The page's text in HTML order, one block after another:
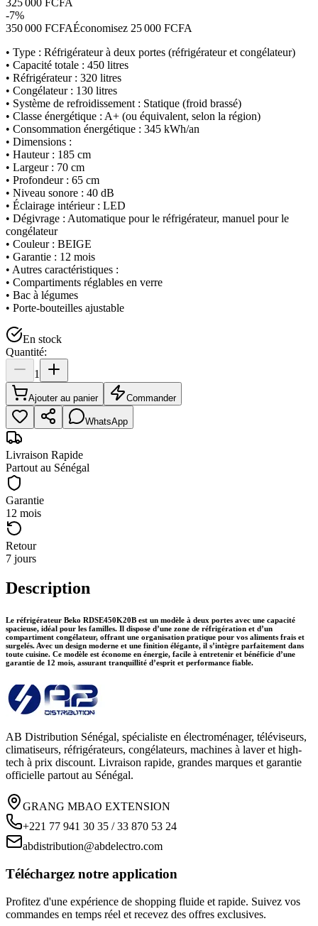
-7%
350 000 FCFAÉconomisez 25 000 FCFA
• Type : Réfrigérateur à deux portes (réfrigérateur et congélateur)
• Capacité totale : 450 litres
• Réfrigérateur : 320 litres
• Congélateur : 130 litres
• Système de refroidissement : Statique (froid brassé)
• Classe énergétique : A+ (ou équivalent, selon la région)
• Consommation énergétique : 345 kWh/an
• Dimensions :
• Hauteur : 185 cm
• Largeur : 70 cm
• Profondeur : 65 cm
• Niveau sonore : 40 dB
• Éclairage intérieur : LED
• Dégivrage : Automatique pour le réfrigérateur, manuel pour le
congélateur
• Couleur : BEIGE
• Garantie : 12 mois
• Autres caractéristiques :
• Compartiments réglables en verre
• Bac à légumes
• Porte-bouteilles ajustable
En stock
Quantité:
1
Ajouter au panier Commander
WhatsApp
Livraison Rapide
Partout au Sénégal
Garantie
12 mois
Retour
7 jours
Description
Le réfrigérateur Beko RDSE450K20B est un modèle à deux portes avec une capacité
spacieuse, idéal pour les familles. Il dispose d’une zone de réfrigération et d’un
compartiment congélateur, offrant une organisation pratique pour vos aliments frais et
surgelés. Avec un design moderne et une finition élégante, il s’intègre parfaitement dans
toute cuisine. Ce modèle est économe en énergie, facile à entretenir et bénéficie d’une
garantie de 12 mois, assurant tranquillité d’esprit et performance fiable.
AB Distribution Sénégal, spécialiste en électroménager, téléviseurs,
climatiseurs, réfrigérateurs, congélateurs, machines à laver et high-
tech à prix discount. Livraison rapide, grandes marques et garantie
officielle partout au Sénégal.
GRANG MBAO EXTENSION
+221 77 941 30 35 / 33 870 53 24
abdistribution@abdelectro.com
Téléchargez notre application
Profitez d'une expérience de shopping fluide et rapide. Suivez vos
commandes en temps réel et recevez des offres exclusives.